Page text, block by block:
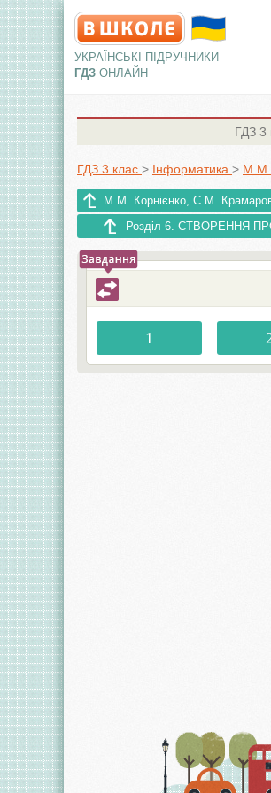
УКРАЇНСЬКІ ПІДРУЧНИКИ
ГДЗ ОНЛАЙН
ГДЗ 3
ГДЗ 3 клас > Інформатика > М.М.
М.М. Корнієнко, С.М.
Розділ 6. СТВОРЕННЯ
1